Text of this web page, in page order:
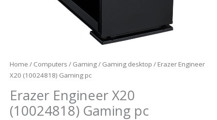
Home / Computers / Gaming/ Gaming desktop / Erazer Engineer
X20 (10024818) Gaming pc
Erazer Engineer X20
(10024818) Gaming pc